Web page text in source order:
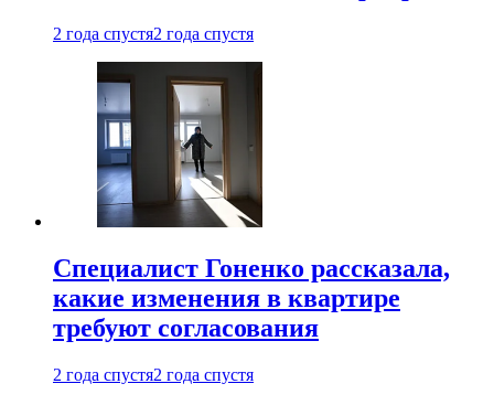
2 года спустя2 года спустя
Специалист Гоненко рассказала,
какие изменения в квартире
требуют согласования
2 года спустя2 года спустя